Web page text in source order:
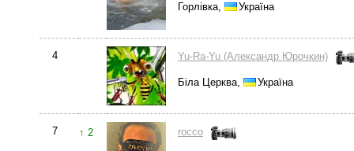
Горлівка, Україна
4 Yu-Ra-Yu (Александр Юрочкин)
Біла Церква, Україна
7 ↑ 2 rocco